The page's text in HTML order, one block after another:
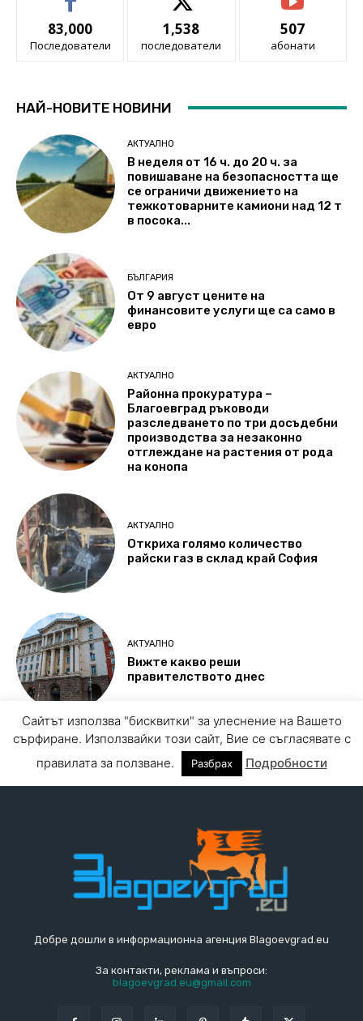
Добре дошли в информационна агенция Blagoevgrad.eu
За контакти, реклама и въпроси:
blagoevgrad.eu@gmail.com